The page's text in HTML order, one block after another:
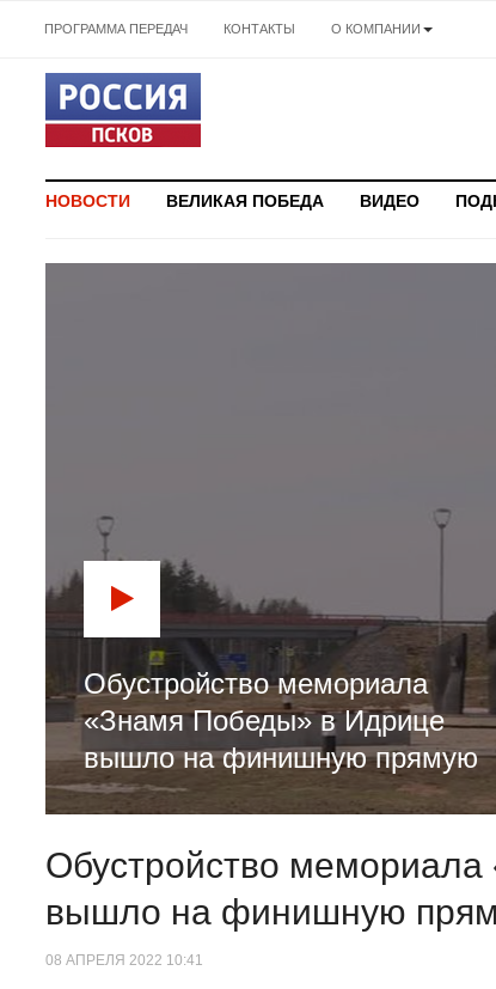
ПРОГРАММА ПЕРЕДАЧ КОНТАКТЫ О КОМПАНИИ
НОВОСТИ ВЕЛИКАЯ ПОБЕДА ВИДЕО
Обустройство мемориала
«Знамя Победы» в Идрице
вышло на финишную прямую
Обустройство
вышло на финишную
08 АПРЕЛЯ 2022 10:41